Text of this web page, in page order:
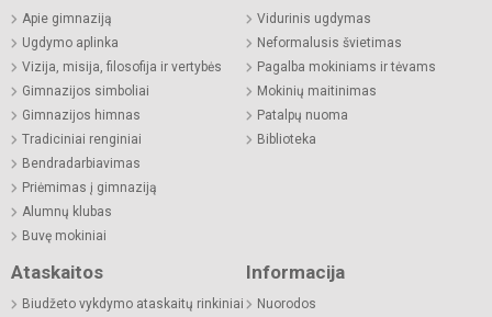
Apie gimnaziją
Ugdymo aplinka
Vizija, misija, filosofija ir vertybės
Gimnazijos simboliai
Gimnazijos himnas
Tradiciniai renginiai
Bendradarbiavimas
Priėmimas į gimnaziją
Alumnų klubas
Buvę mokiniai
Vidurinis ugdymas
Neformalusis švietimas
Pagalba mokiniams ir tėvams
Mokinių maitinimas
Patalpų nuoma
Biblioteka
Ataskaitos
Biudžeto vykdymo ataskaitų rinkiniai
Informacija
Nuorodos